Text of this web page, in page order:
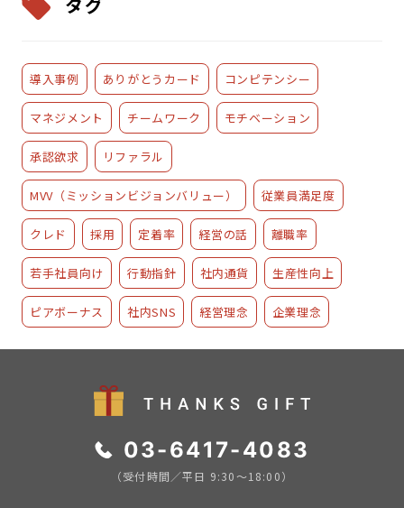
導入事例 ありがとうカード コンピテンシー
マネジメント チームワーク モチベーション
承認欲求 リファラル
MVV（ミッションビジョンバリュー） 従業員満足度
クレド 採用 定着率 経営の話 離職率
若手社員向け 行動指針 社内通貨 生産性向上
ピアボーナス 社内SNS 経営理念 企業理念
03-6417-4083
（受付時間／平日 9:30〜18:00）